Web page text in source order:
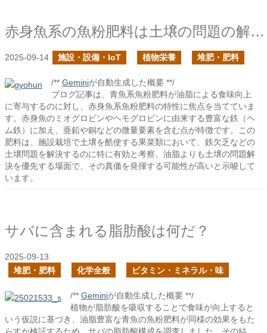
赤身魚系の魚粉肥料は土壌の問題の解決に向いているはず
2025-09-14 施設・設備・IoT 植物栄養 堆肥・肥料
/** Geminiが自動生成した概要 **/
ブログ記事は、青魚系魚粉肥料が油脂による食味向上
に寄与するのに対し、赤身魚系魚粉肥料の特性に焦点を当てていま
す。赤身魚のミオグロビンやヘモグロビンに由来する豊富な鉄（ヘ
ム鉄）に加え、亜鉛や銅などの微量要素を含む点が特徴です。この
肥料は、施設栽培で土壌を酷使する果菜類において、鉄欠乏などの
土壌問題を解決するのに特に有効と考察。油脂よりも土壌の問題解
決を優先する場面で、その真価を発揮する可能性が高いと示唆して
います。
サバに含まれる脂肪酸は何だ？
2025-09-13
堆肥・肥料
化学全般 ビタミン・ミネラル・味
/** Geminiが自動生成した概要 **/
植物が脂肪酸を吸収することで食味が向上すると
いう仮説に基づき、油脂豊富な青魚の魚粉肥料が同様の効果をもた